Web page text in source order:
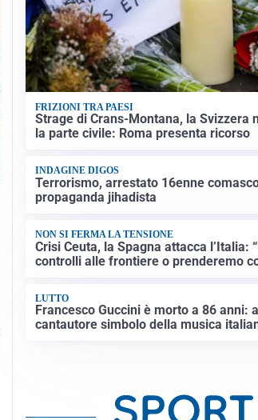
FRIZIONI TRA PAESI
Strage di Crans-Montana, la Svizzera
la parte civile: Roma presenta ricorso
INDAGINE DIGOS
Terrorismo, arrestato 16enne
propaganda jihadista
NON SI FERMA LA TENSIONE
Crisi Ceuta, la Spagna attacca l’Italia:
controlli alle frontiere o prenderemo
LUTTO
Francesco Guccini è morto a 86 anni:
cantautore simbolo della musica